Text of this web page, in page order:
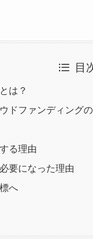
目
は？
ドファンディング
る理由
要になった理由
へ